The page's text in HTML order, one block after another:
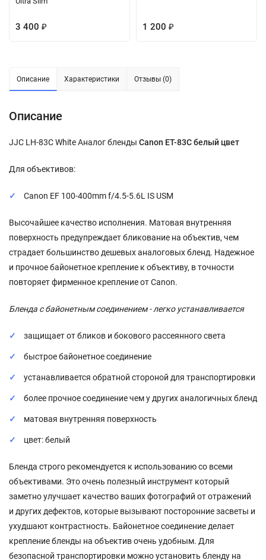
3 400 ₽ 1 200 ₽
Описание Характеристики Отзывы (0)
Описание
JJC LH-83C White Аналог бленды Canon ET-83C белый цвет
Для объективов:
Canon EF 100-400mm f/4.5-5.6L IS USM
Высочайшее качество исполнения. Матовая внутренняя
поверхность предупреждает бликование на объектив, чем
страдает большинство дешевых аналоговых бленд. Надежное
и прочное байонетное крепление к объективу, в точности
повторяет фирменное крепление от Canon.
Бленда с байонетным соединением - легко устанавливается
защищает от бликов и бокового рассеянного света
быстрое байонетное соединение
устанавливается обратной стороной для транспортировки
более прочное соединение чем у других аналогичных бленд
матовая внутренняя поверхность
цвет: белый
Бленда строго рекомендуется к использованию со всеми
объективами. Это очень полезный инструмент который
заметно улучшает качество ваших фотографий от отражений
и других дефектов, которые вызывают посторонние засветы и
ухудшают контрастность. Байонетное соединение делает
крепление бленды на объектив очень удобным. Для
безопасной транспортировки можно установить бленду на